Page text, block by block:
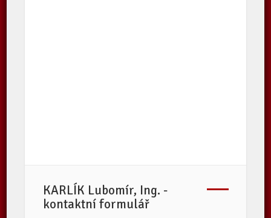
KARLÍK Lubomír, Ing. -
kontaktní formulář